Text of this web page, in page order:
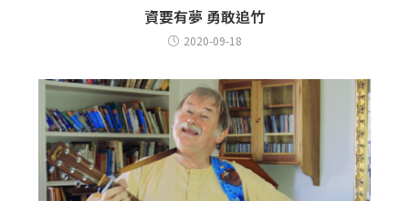
資要有夢 勇敢追竹
2020-09-18